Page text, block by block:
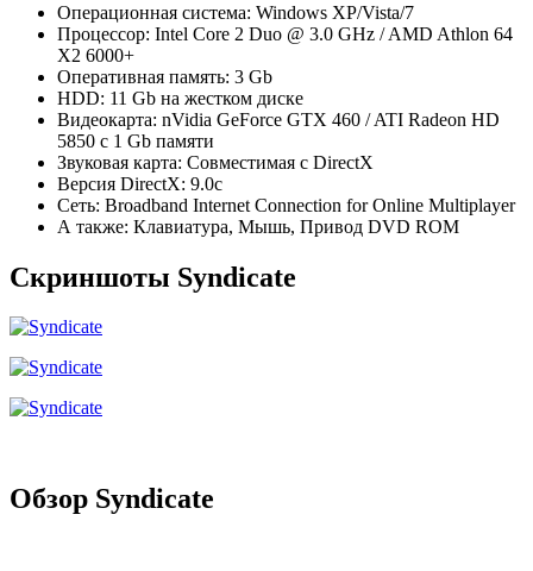
Операционная система: Windows XP/Vista/7
Процессор: Intel Core 2 Duo @ 3.0 GHz / AMD Athlon 64
X2 6000+
Оперативная память: 3 Gb
HDD: 11 Gb на жестком диске
Видеокарта: nVidia GeForce GTX 460 / ATI Radeon HD
5850 с 1 Gb памяти
Звуковая карта: Совместимая с DirectX
Версия DirectX: 9.0c
Сеть: Broadband Internet Connection for Online Multiplayer
А также: Клавиатура, Мышь, Привод DVD ROM
Скриншоты Syndicate
Обзор Syndicate